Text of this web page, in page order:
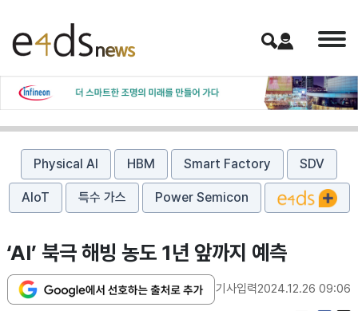
Physical AI HBM Smart Factory SDV
AIoT 특수 가스 Power Semicon
‘AI’ 북극 해빙 농도 1년 앞까지 예측
기사입력2024.12.26 09:06